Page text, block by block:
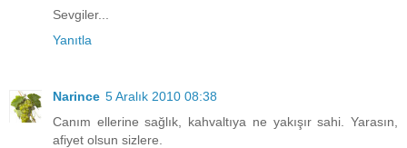
Sevgiler...
Yanıtla
Narince 5 Aralık 2010 08:38
Canım ellerine sağlık, kahvaltıya ne yakışır sahi. Yarasın,
afiyet olsun sizlere.